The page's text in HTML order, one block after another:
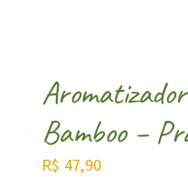
Bamboo –
R$ 47,90